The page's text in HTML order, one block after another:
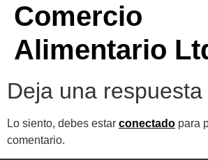
Comercio
Alimentario
Deja una respuesta
Lo siento, debes estar conectado para
comentario.